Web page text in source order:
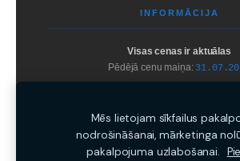
INFORMĀCIJA
Visas cenas ir aktuālas
Pēdējā cenu maiņa:
Mēs lietojam sīkfailus
nodrošināšanai, mārketinga
pakalpojuma uzlabošanai.